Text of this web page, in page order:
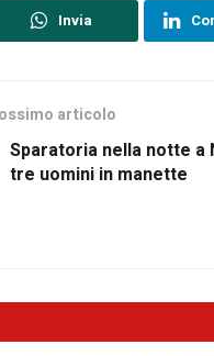
Invia
articolo
Sparatoria nella notte a
tre uomini in manette